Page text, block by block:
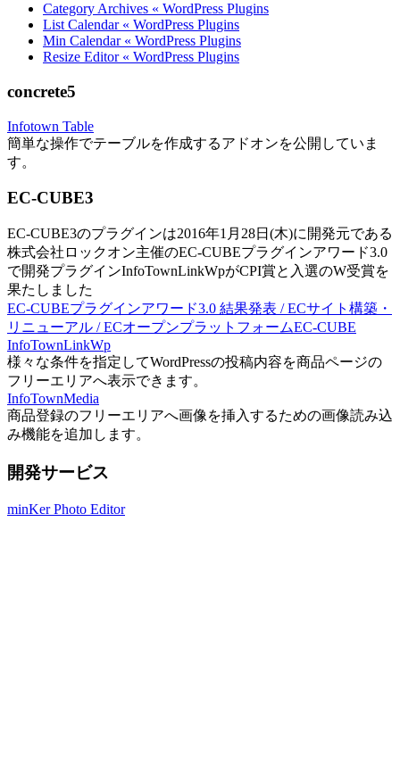
Category Archives « WordPress Plugins
List Calendar « WordPress Plugins
Min Calendar « WordPress Plugins
Resize Editor « WordPress Plugins
concrete5
Infotown Table
簡単な操作でテーブルを作成するアドオンを公開していま
す。
EC-CUBE3
EC-CUBE3のプラグインは2016年1月28日(木)に開発元である
株式会社ロックオン主催のEC-CUBEプラグインアワード3.0
で開発プラグインInfoTownLinkWpがCPI賞と入選のW受賞を
果たしました
EC-CUBEプラグインアワード3.0 結果発表 / ECサイト構築・
リニューアル / ECオープンプラットフォームEC-CUBE
InfoTownLinkWp
様々な条件を指定してWordPressの投稿内容を商品ページの
フリーエリアへ表示できます。
InfoTownMedia
商品登録のフリーエリアへ画像を挿入するための画像読み込
み機能を追加します。
開発サービス
minKer Photo Editor